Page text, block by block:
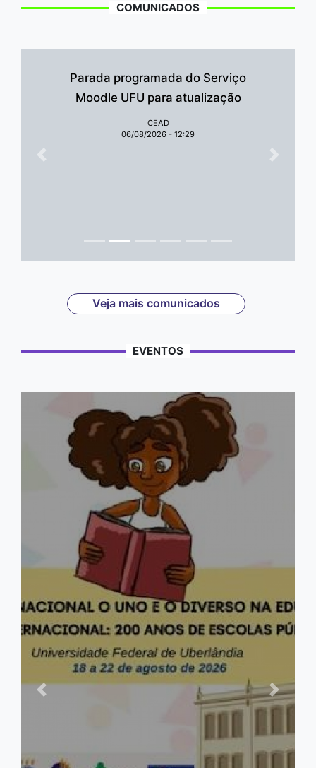
COMUNICADOS
Parada programada do Serviço
Moodle UFU para atualização
CEAD
06/08/2026 - 12:29
Anterior
Veja mais comunicados
EVENTOS
Anterior